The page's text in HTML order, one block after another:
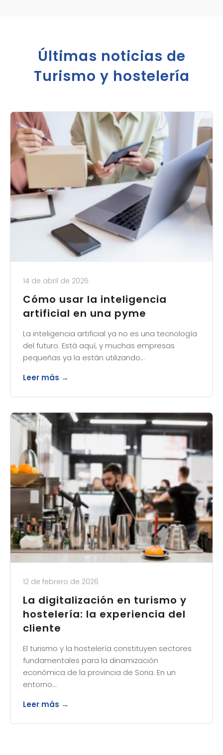
Últimas noticias de
Turismo y hostelería
14 de abril de 2026
Cómo usar la inteligencia
artificial en una pyme
La inteligencia artificial ya no es una tecnología
del futuro. Está aquí, y muchas empresas
pequeñas ya la están utilizando…
Leer más →
12 de febrero de 2026
La digitalización en turismo y
hostelería: la experiencia del
cliente
El turismo y la hostelería constituyen sectores
fundamentales para la dinamización
económica de la provincia de Soria. En un
entorno…
Leer más →